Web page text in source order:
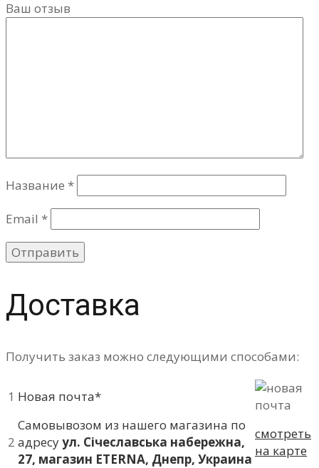
Ваш отзыв
Название *
Email *
Доставка
Получить заказ можно следующими способами:
1 Новая почта*
2
Самовывозом из нашего магазина по
адресуул. Січеславська набережна,
27, магазин ETERNA, Днепр, Украина
смотреть
на карте